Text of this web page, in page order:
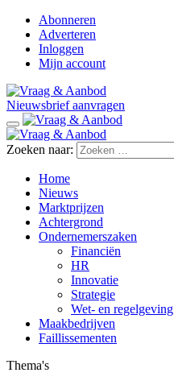
Abonneren
Adverteren
Inloggen
Mijn account
Nieuwsbrief aanvragen
Zoeken naar:
Home
Nieuws
Marktprijzen
Achtergrond
Ondernemerszaken
Financiën
HR
Innovatie
Strategie
Wet- en regelgeving
Maakbedrijven
Faillissementen
Thema's